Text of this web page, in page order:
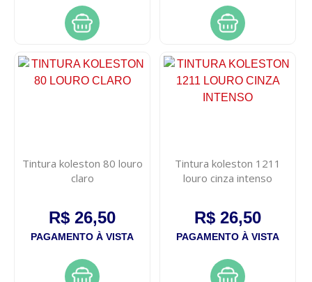
Tintura koleston 80 louro
claro
R$ 26,50
PAGAMENTO À VISTA
Tintura koleston 1211
louro cinza intenso
R$ 26,50
PAGAMENTO À VISTA